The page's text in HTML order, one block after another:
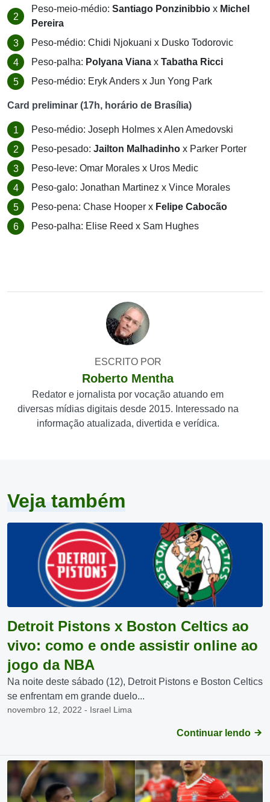
Peso-meio-médio: Santiago Ponzinibbio x Michel
Pereira
Peso-médio: Chidi Njokuani x Dusko Todorovic
Peso-palha: Polyana Viana x Tabatha Ricci
Peso-médio: Eryk Anders x Jun Yong Park
Card preliminar (17h, horário de Brasília)
Peso-médio: Joseph Holmes x Alen Amedovski
Peso-pesado: Jailton Malhadinho x Parker Porter
Peso-leve: Omar Morales x Uros Medic
Peso-galo: Jonathan Martinez x Vince Morales
Peso-pena: Chase Hooper x Felipe Cabocão
Peso-palha: Elise Reed x Sam Hughes
ESCRITO POR
Roberto Mentha
Redator e jornalista por vocação atuando em
diversas mídias digitais desde 2015. Interessado na
informação atualizada, divertida e verídica.
Veja também
Detroit Pistons x Boston Celtics ao
vivo: como e onde assistir online ao
jogo da NBA
Na noite deste sábado (12), Detroit Pistons e Boston Celtics
se enfrentam em grande duelo...
novembro 12, 2022 - Israel Lima
Continuar lendo